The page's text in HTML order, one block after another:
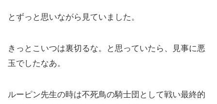
とずっと思いながら見ていました。
きっとこいつは裏切るな。と思っていたら、見事に悪
玉でしたなあ。
ルーピン先生の時は不死鳥の騎士団として戦い最終的